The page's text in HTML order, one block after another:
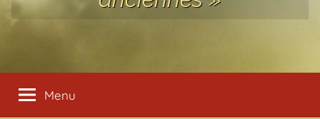
Menu